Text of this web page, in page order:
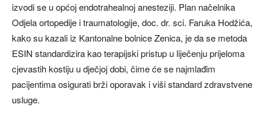
izvodi se u općoj endotrahealnoj anesteziji. Plan načelnika
Odjela ortopedije i traumatologije, doc. dr. sci. Faruka Hodžića,
kako su kazali iz Kantonalne bolnice Zenica, je da se metoda
ESIN standardizira kao terapijski pristup u liječenju prijeloma
cjevastih kostiju u dječjoj dobi, čime će se najmlađim
pacijentima osigurati brži oporavak i viši standard zdravstvene
usluge.